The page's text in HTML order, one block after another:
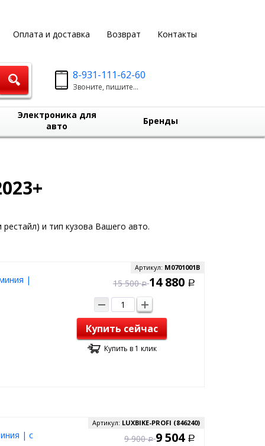
Оплата и доставка Возврат Контакты
8-931-111-62-60
Звоните, пишите...
Электроника для
авто
Бренды
и тип кузова Вашего авто.
|
Артикул: M0701001B
15 500 Р 14 880 Р
Купить сейчас
Купить в 1 клик
| с
Артикул: LUXBIKE-PROFI (846240)
9 900 Р 9 504 Р